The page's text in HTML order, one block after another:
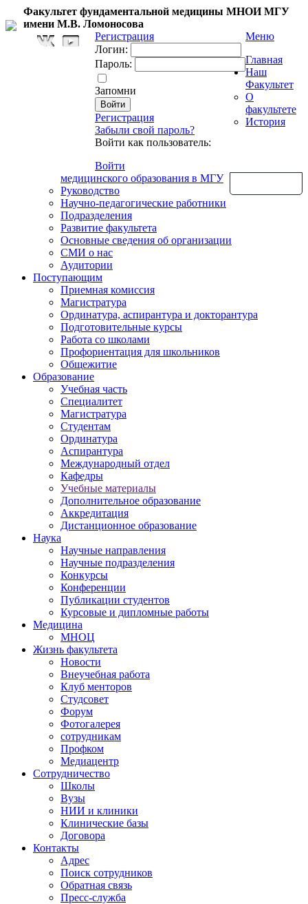
Факультет фундаментальной медицины МНОИ МГУ
имени М.В. Ломоносова
Регистрация
Логин:
Пароль:
Запомни
Регистрация
Забыли свой пароль?
Войти как пользователь:
Войти
Меню
Главная
Наш
Факультет
О
факультете
История
медицинского образования в МГУ
Руководство
Научно-педагогические работники
Подразделения
Развитие факультета
Основные сведения об организации
СМИ о нас
Аудитории
Поступающим
Приемная комиссия
Магистратура
Ординатура, аспирантура и докторантура
Подготовительные курсы
Работа со школами
Профориентация для школьников
Общежитие
Образование
Учебная часть
Специалитет
Магистратура
Студентам
Ординатура
Аспирантура
Международный отдел
Кафедры
Учебные материалы
Дополнительное образование
Аккредитация
Дистанционное образование
Наука
Научные направления
Научные подразделения
Конкурсы
Конференции
Публикации студентов
Курсовые и дипломные работы
Медицина
МНОЦ
Жизнь факультета
Новости
Внеучебная работа
Клуб менторов
Студсовет
Форум
Фотогалерея
сотрудникам
Профком
Медиацентр
Сотрудничество
Школы
Вузы
НИИ и клиники
Клинические базы
Договора
Контакты
Адрес
Поиск сотрудников
Обратная связь
Пресс-служба